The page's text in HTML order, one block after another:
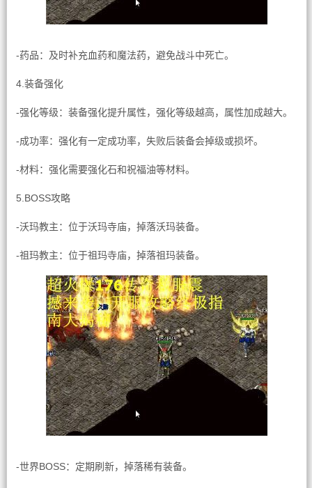
-药品：及时补充血药和魔法药，避免战斗中死亡。
4.装备强化
-强化等级：装备强化提升属性，强化等级越高，属性加成越大。
-成功率：强化有一定成功率，失败后装备会掉级或损坏。
-材料：强化需要强化石和祝福油等材料。
5.BOSS攻略
-沃玛教主：位于沃玛寺庙，掉落沃玛装备。
-祖玛教主：位于祖玛寺庙，掉落祖玛装备。
-世界BOSS：定期刷新，掉落稀有装备。